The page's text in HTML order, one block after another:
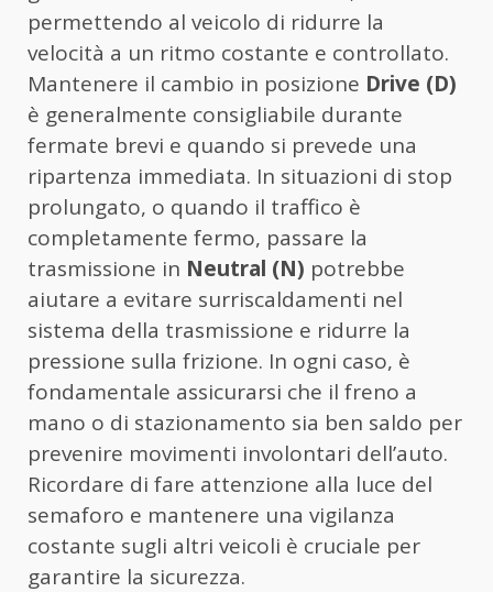
permettendo al veicolo di ridurre la
velocità a un ritmo costante e controllato.
Mantenere il cambio in posizione Drive (D)
è generalmente consigliabile durante
fermate brevi e quando si prevede una
ripartenza immediata. In situazioni di stop
prolungato, o quando il traffico è
completamente fermo, passare la
trasmissione in Neutral (N) potrebbe
aiutare a evitare surriscaldamenti nel
sistema della trasmissione e ridurre la
pressione sulla frizione. In ogni caso, è
fondamentale assicurarsi che il freno a
mano o di stazionamento sia ben saldo per
prevenire movimenti involontari dell’auto.
Ricordare di fare attenzione alla luce del
semaforo e mantenere una vigilanza
costante sugli altri veicoli è cruciale per
garantire la sicurezza.